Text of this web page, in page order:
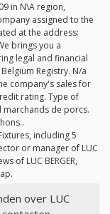
in N\A region,
assigned to the
at the address:
brings you a
legal and financial
Registry. N/a
company's sales for
rating. Type of
marchands de porcs.
including 5
or manager of LUC
of LUC BERGER,
over LUC